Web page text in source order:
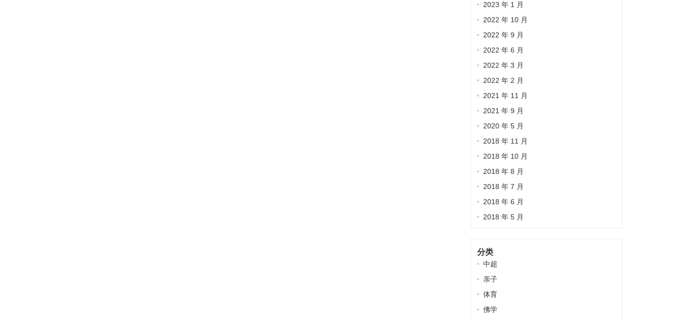
2023 年 1 月
2022 年 10 月
2022 年 9 月
2022 年 6 月
2022 年 3 月
2022 年 2 月
2021 年 11 月
2021 年 9 月
2020 年 5 月
2018 年 11 月
2018 年 10 月
2018 年 8 月
2018 年 7 月
2018 年 6 月
2018 年 5 月
分类
中超
亲子
体育
佛学